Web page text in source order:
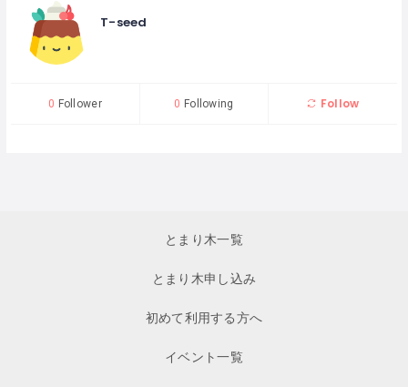
T-seed
0 Follower 0 Following Follow
とまり木一覧
とまり木申し込み
初めて利用する方へ
イベント一覧